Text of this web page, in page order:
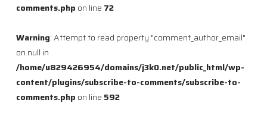
comments.php on line 72
Warning: Attempt to read property "comment_author_email"
on null in
/home/u829426954/domains/j3k0.net/public_html/wp-
content/plugins/subscribe-to-comments/subscribe-to-
comments.php on line 592